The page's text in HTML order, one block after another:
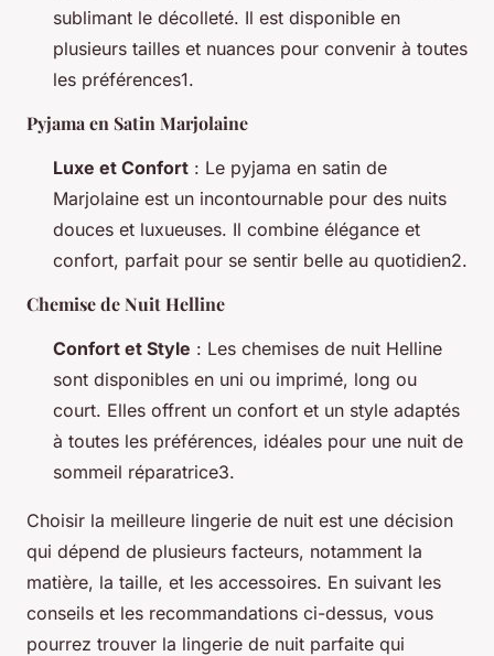
sublimant le décolleté. Il est disponible en
plusieurs tailles et nuances pour convenir à toutes
les préférences1.
Pyjama en Satin Marjolaine
Luxe et Confort : Le pyjama en satin de
Marjolaine est un incontournable pour des nuits
douces et luxueuses. Il combine élégance et
confort, parfait pour se sentir belle au quotidien2.
Chemise de Nuit Helline
Confort et Style : Les chemises de nuit Helline
sont disponibles en uni ou imprimé, long ou
court. Elles offrent un confort et un style adaptés
à toutes les préférences, idéales pour une nuit de
sommeil réparatrice3.
Choisir la meilleure lingerie de nuit est une décision
qui dépend de plusieurs facteurs, notamment la
matière, la taille, et les accessoires. En suivant les
conseils et les recommandations ci-dessus, vous
pourrez trouver la lingerie de nuit parfaite qui